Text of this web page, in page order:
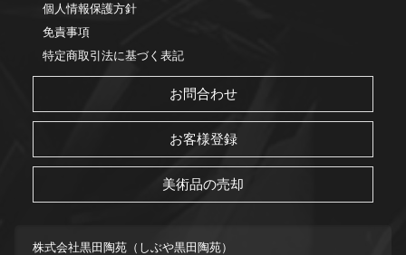
個人情報保護方針
免責事項
特定商取引法に基づく表記
お問合わせ
お客様登録
美術品の売却
株式会社黒田陶苑（しぶや黒田陶苑）